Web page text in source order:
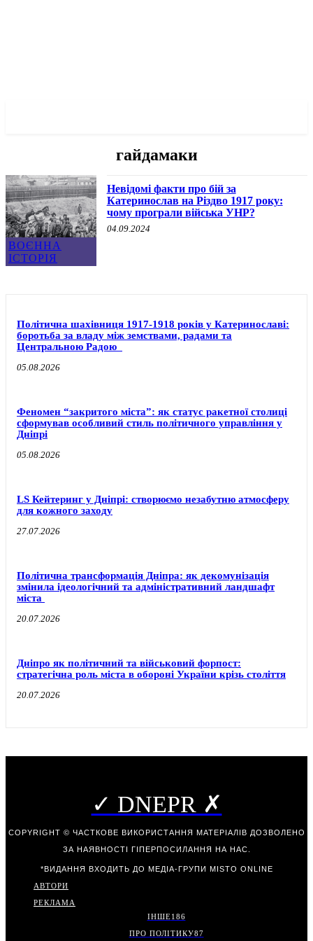
гайдамаки
ВОЄННА
ІСТОРІЯ
Невідомі факти про бій за
Катеринослав на Різдво 1917 року:
чому програли війська УНР?
04.09.2024
Політична шахівниця 1917-1918 років у Катеринославі:
боротьба за владу між земствами, радами та
Центральною Радою
05.08.2026
Феномен “закритого міста”: як статус ракетної столиці
сформував особливий стиль політичного управління у
Дніпрі
05.08.2026
LS Кейтеринг у Дніпрі: створюємо незабутню атмосферу
для кожного заходу
27.07.2026
Політична трансформація Дніпра: як декомунізація
змінила ідеологічний та адміністративний ландшафт
міста
20.07.2026
Дніпро як політичний та військовий форпост:
стратегічна роль міста в обороні України крізь століття
20.07.2026
✓ DNEPR ✗
COPYRIGHT © ЧАСТКОВЕ ВИКОРИСТАННЯ МАТЕРІАЛІВ ДОЗВОЛЕНО
ЗА НАЯВНОСТІ ГІПЕРПОСИЛАННЯ НА НАС.
*ВИДАННЯ ВХОДИТЬ ДО МЕДІА-ГРУПИ MISTO ONLINE
АВТОРИ
РЕКЛАМА
ІНШЕ186
ПРО ПОЛІТИКУ87